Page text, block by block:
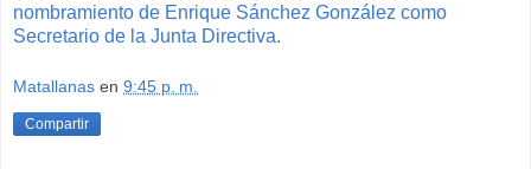
nombramiento de Enrique Sánchez González como
Secretario de la Junta Directiva.
Matallanas en 9:45 p. m.
Compartir